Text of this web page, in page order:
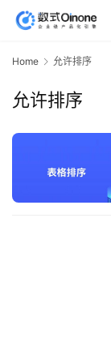
Home 允许排序
允许排序